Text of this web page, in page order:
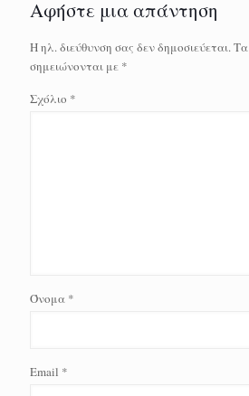
Αφήστε μια απάντηση
Η ηλ. διεύθυνση σας δεν δημοσιεύεται.Τα
σημειώνονται με *
Σχόλιο *
Όνομα *
Email *